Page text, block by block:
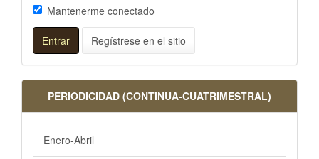
Mantenerme conectado
Entrar Regístrese en el sitio
PERIODICIDAD (CONTINUA-CUATRIMESTRAL)
Enero-Abril